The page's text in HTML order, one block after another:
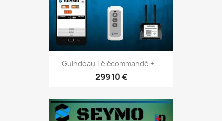
Guindeau Télécommandé +...
299,10 €